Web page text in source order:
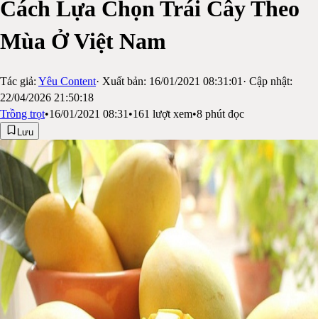
Cách Lựa Chọn Trái Cây Theo
Mùa Ở Việt Nam
Tác giả: Yêu Content· Xuất bản: 16/01/2021 08:31:01 · Cập nhật:
22/04/2026 21:50:18
Trồng trọt•16/01/2021 08:31 •161 lượt xem•8 phút đọc
Lưu